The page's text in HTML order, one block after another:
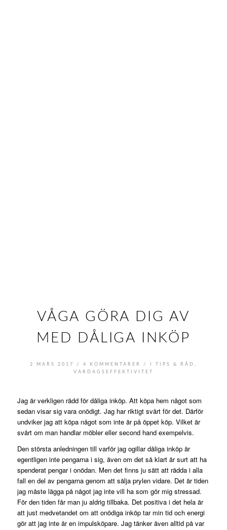
VÅGA GÖRA DIG AV
MED DÅLIGA INKÖP
2 MARS 2017 / 4 KOMMENTARER / TIPS & RÅD ,
VARDAGSEFFEKTIVITET
Jag är verkligen rädd för dåliga inköp. Att köpa hem något som
sedan visar sig vara onödigt. Jag har riktigt svårt för det. Därför
undviker jag att köpa något som inte är på öppet köp. Vilket är
svårt om man handlar möbler eller second hand exempelvis.
Den största anledningen till varför jag ogillar dåliga inköp är
egentligen inte pengarna i sig, även om det så klart är surt att ha
spenderat pengar i onödan. Men det finns ju sätt att rädda i alla
fall en del av pengarna genom att sälja prylen vidare. Det är tiden
jag måste lägga på något jag inte vill ha som gör mig stressad.
För den tiden får man ju aldrig tillbaka. Det positiva i det hela är
att just medvetandet om att onödiga inköp tar min tid och energi
gör att jag inte är en impulsköpare. Jag tänker även alltid på var